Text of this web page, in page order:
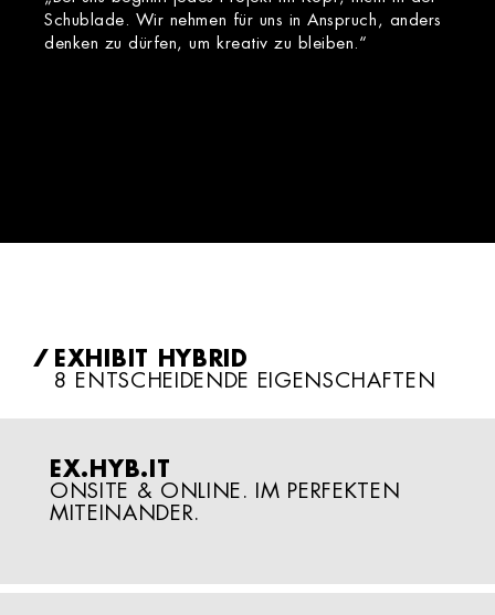
Schublade. Wir nehmen für uns in Anspruch, anders
denken zu dürfen, um kreativ zu bleiben.“
EXHIBIT HYBRID
8 ENTSCHEIDENDE EIGENSCHAFTEN
EX.HYB.IT
ONSITE & ONLINE. IM PERFEKTEN
MITEINANDER.